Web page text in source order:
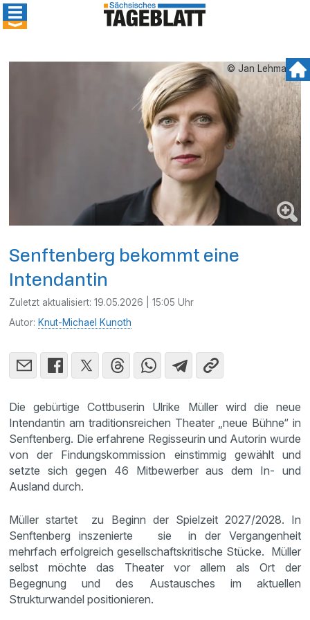
© Jan Lehmann
Senftenberg bekommt eine
Intendantin
Zuletzt aktualisiert:19.05.2026 | 15:05 Uhr
Autor: Knut-Michael Kunoth
Die gebürtige Cottbuserin Ulrike Müller wird die neue
Intendantin am traditionsreichen Theater „neue Bühne“ in
Senftenberg. Die erfahrene Regisseurin und Autorin wurde
von der Findungskommission einstimmig gewählt und
setzte sich gegen 46 Mitbewerber aus dem In- und
Ausland durch.
Müller startet zu Beginn der Spielzeit 2027/2028. In
Senftenberg inszenierte sie in der Vergangenheit
mehrfach erfolgreich gesellschaftskritische Stücke. Müller
selbst möchte das Theater vor allem als Ort der
Begegnung und des Austausches im aktuellen
Strukturwandel positionieren.